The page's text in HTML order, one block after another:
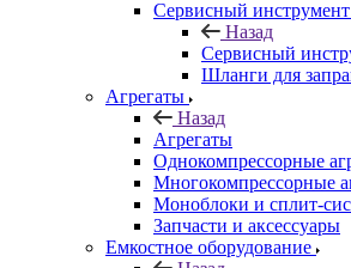
Сервисный инструмент
Назад
Сервисный
Шланги для
Агрегаты
Назад
Агрегаты
Однокомпрессорные
Многокомпрессорные
Моноблоки и сплит-
Запчасти и аксессуары
Емкостное оборудование